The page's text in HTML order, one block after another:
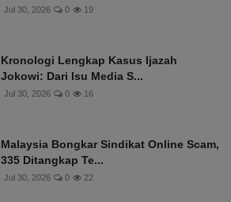
Jul 30, 2026 0 19
Kronologi Lengkap Kasus Ijazah
Jokowi: Dari Isu Media S...
Jul 30, 2026 0 16
Malaysia Bongkar Sindikat Online Scam,
335 Ditangkap Te...
Jul 30, 2026 0 22